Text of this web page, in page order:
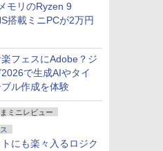
モリのRyzen 9
搭載ミニPCが2万円
フェスにAdobe？ジ
で生成AIやタイ
ブル作成を体験
ミニレビュー
にも楽々入るロジク